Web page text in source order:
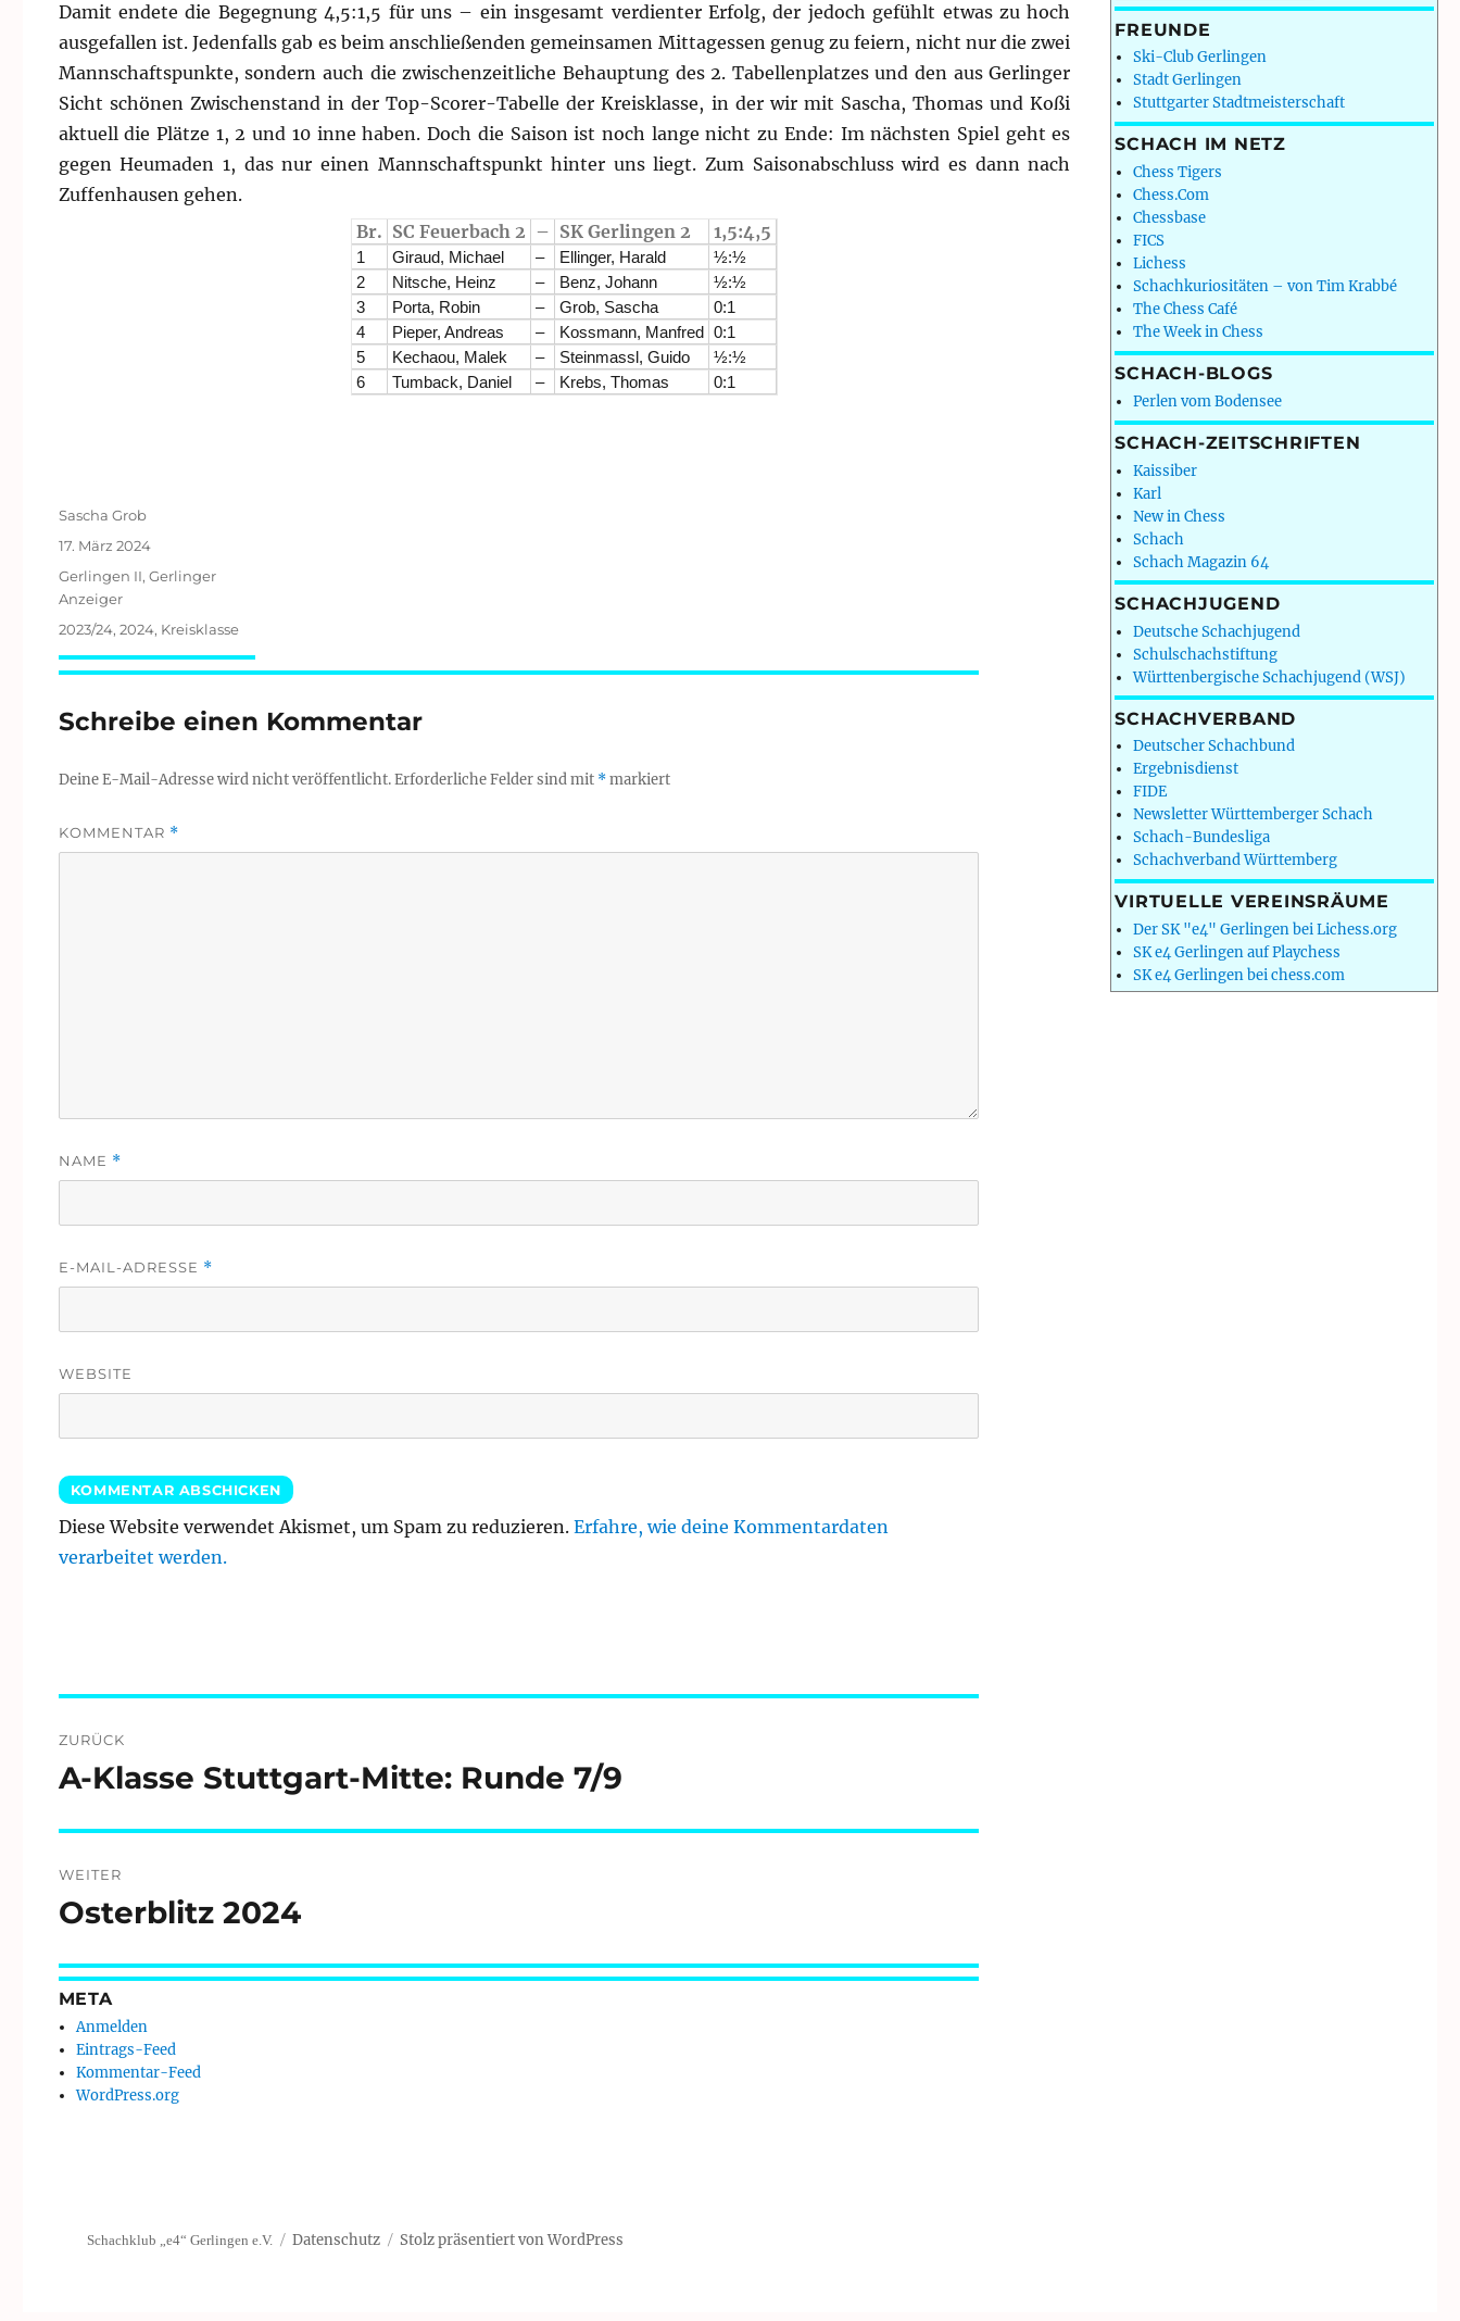
Damit endete die Begegnung 4,5:1,5 für uns – ein insgesamt verdienter Erfolg, der jedoch gefühlt etwas zu hoch
ausgefallen ist. Jedenfalls gab es beim anschließenden gemeinsamen Mittagessen genug zu feiern, nicht nur die zwei
Mannschaftspunkte, sondern auch die zwischenzeitliche Behauptung des 2. Tabellenplatzes und den aus Gerlinger
Sicht schönen Zwischenstand in der Top-Scorer-Tabelle der Kreisklasse, in der wir mit Sascha, Thomas und Koßi
aktuell die Plätze 1, 2 und 10 inne haben. Doch die Saison ist noch lange nicht zu Ende: Im nächsten Spiel geht es
gegen Heumaden 1, das nur einen Mannschaftspunkt hinter uns liegt. Zum Saisonabschluss wird es dann nach
Zuffenhausen gehen.
Br. SC Feuerbach 2 – SK Gerlingen 2 1,5:4,5
1 Giraud, Michael – Ellinger, Harald
½:½
2
Nitsche, Heinz – Benz, Johann
½:½
3
Porta, Robin – Grob, Sascha
0:1
4
Pieper, Andreas – Kossmann, Manfred 0:1
5
Kechaou, Malek – Steinmassl, Guido
½:½
6
Tumback, Daniel – Krebs, Thomas 0:1
Autor
Sascha Grob
Veröffentlicht
am
17. März 2024
Kategorien
Gerlingen II, Gerlinger
Anzeiger
Schlagwörter
2023/24, 2024, Kreisklasse
Schreibe einen Kommentar
Deine E-Mail-Adresse wird nicht veröffentlicht. Erforderliche Felder sind mit *markiert
KOMMENTAR *
NAME *
E-MAIL-ADRESSE *
WEBSITE
Diese Website verwendet Akismet, um Spam zu reduzieren. Erfahre, wie deine Kommentardaten
verarbeitet werden.
ZURÜCK
Vorheriger
A-Klasse Stuttgart-Mitte: Runde 7/9
WEITER
Nächster
Osterblitz 2024
META
Anmelden
Eintrags-Feed
Kommentar-Feed
WordPress.org
FREUNDE
Ski-Club Gerlingen
Stadt Gerlingen
Stuttgarter Stadtmeisterschaft
SCHACH IM NETZ
Chess Tigers
Chess.Com
Chessbase
FICS
Lichess
Schachkuriositäten – von Tim Krabbé
The Chess Café
The Week in Chess
SCHACH-BLOGS
Perlen vom Bodensee
SCHACH-ZEITSCHRIFTEN
Kaissiber
Karl
New in Chess
Schach
Schach Magazin 64
SCHACHJUGEND
Deutsche Schachjugend
Schulschachstiftung
Württenbergische Schachjugend (WSJ)
SCHACHVERBAND
Deutscher Schachbund
Ergebnisdienst
FIDE
Newsletter Württemberger Schach
Schach-Bundesliga
Schachverband Württemberg
VIRTUELLE VEREINSRÄUME
Der SK "e4" Gerlingen bei Lichess.org
SK e4 Gerlingen auf Playchess
SK e4 Gerlingen bei chess.com
Schachklub „e4“ Gerlingen e.V. Datenschutz Stolz präsentiert von WordPress